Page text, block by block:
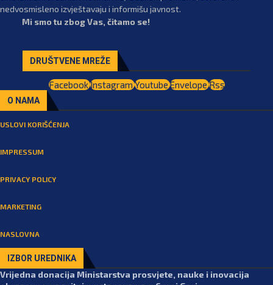
nedvosmisleno izvještavaju i informišu javnost.
Mi smo tu zbog Vas, čitamo se!
DRUŠTVENE MREŽE
FacebookInstagramYoutubeEnvelopeRss
O NAMA
USLOVI KORIŠĆENJA
IMPRESSUM
PRIVACY POLICY
MARKETING
NASLOVNA
IZBOR UREDNIKA
Vrijedna donacija Ministarstva prosvjete, nauke i inovacija